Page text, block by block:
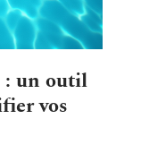
: un outil
vos